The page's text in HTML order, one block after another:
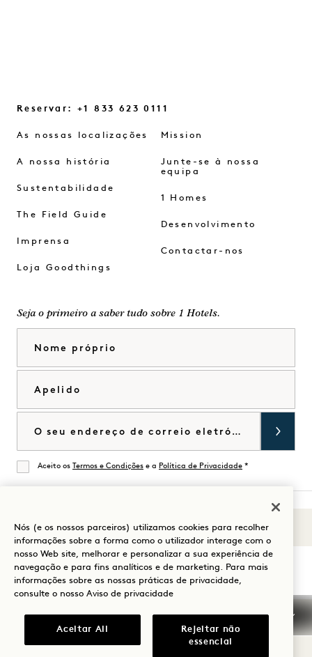
Sons de 1
Reservar: +1 833 623 0111
As nossas localizações
A nossa história
Sustentabilidade
The Field Guide
Imprensa
Loja Goodthings
Mission
Junte-se à nossa
equipa
1 Homes
Desenvolvimento
Contactar-nos
Seja o primeiro a saber tudo sobre 1 Hotels.
De acordo
Aceito os Termos e Condições e a Política de Privacidade *
Visitar
1
Hotels
no
Visitar
1
Hotels
no
1
Hotels
no
Visitar
1
Hotels
no
Visitar
1
Hotels
Visitar
1
Hotels
Guia para a sua estadia
Termos e condições
Aviso de privacidade
Acessibilidade
Termos e condições Mission
Cookie Settings
Nós (e os nossos parceiros) utilizamos cookies para recolher
informações sobre a forma como o utilizador interage com o
nosso Web site, melhorar e personalizar a sua experiência de
navegação e para fins analíticos e de marketing. Para mais
informações sobre as nossas práticas de privacidade,
consulte o nosso Aviso de privacidade
Aceitar All
Rejeitar não
essencial